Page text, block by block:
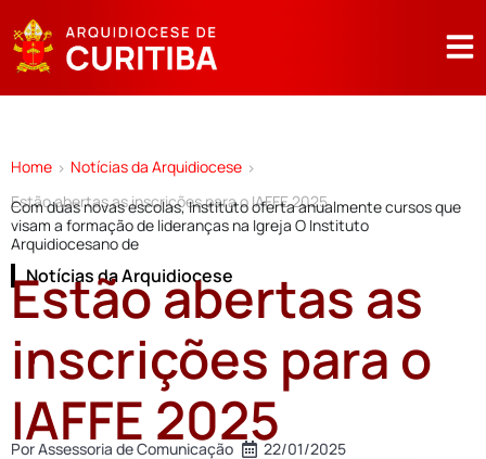
Home > Notícias da Arquidiocese >
Estão abertas as inscrições para o IAFFE 2025
Com duas novas escolas, Instituto oferta anualmente cursos que
visam a formação de lideranças na Igreja O Instituto
Arquidiocesano de
Notícias da Arquidiocese
Estão abertas as
inscrições para o
IAFFE 2025
PorAssessoria de Comunicação 22/01/2025